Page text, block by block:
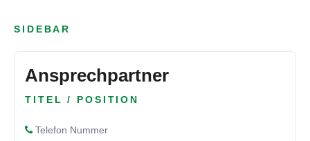
SIDEBAR
Ansprechpartner
TITEL / POSITION
Telefon Nummer